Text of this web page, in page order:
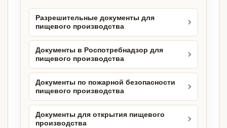
Разрешительные документы для
пищевого производства
Документы в Роспотребнадзор для
пищевого производства
Документы по пожарной безопасности
пищевого производства
Документы для открытия пищевого
производства